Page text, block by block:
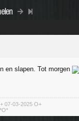
en slapen. Tot morgen
07-03-2025 O+